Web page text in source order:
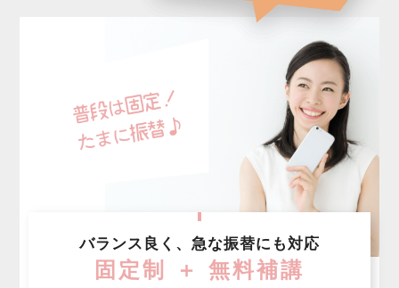
バランス良く、急な振替にも対応
固定制 ＋ 無料補講